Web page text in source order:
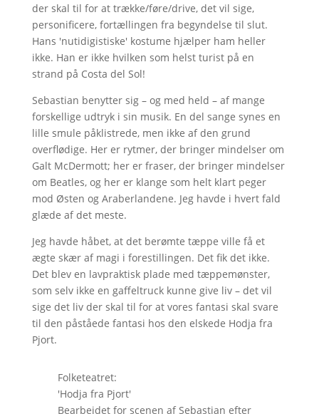
der skal til for at trække/føre/drive, det vil sige,
personificere, fortællingen fra begyndelse til slut.
Hans 'nutidigistiske' kostume hjælper ham heller
ikke. Han er ikke hvilken som helst turist på en
strand på Costa del Sol!
Sebastian benytter sig – og med held – af mange
forskellige udtryk i sin musik. En del sange synes en
lille smule påklistrede, men ikke af den grund
overflødige. Her er rytmer, der bringer mindelser om
Galt McDermott; her er fraser, der bringer mindelser
om Beatles, og her er klange som helt klart peger
mod Østen og Araberlandene. Jeg havde i hvert fald
glæde af det meste.
Jeg havde håbet, at det berømte tæppe ville få et
ægte skær af magi i forestillingen. Det fik det ikke.
Det blev en lavpraktisk plade med tæppemønster,
som selv ikke en gaffeltruck kunne give liv – det vil
sige det liv der skal til for at vores fantasi skal svare
til den påståede fantasi hos den elskede Hodja fra
Pjort.
Folketeatret:
'Hodja fra Pjort'
Bearbejdet for scenen af Sebastian efter